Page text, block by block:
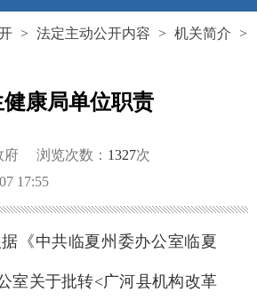
> 法定主动公开内容 > 机关简介 >
康局单位职责
府 浏览次数： 1327次
17:55
《中共临夏州委办公室临夏
室关于批转<广河县机构改革